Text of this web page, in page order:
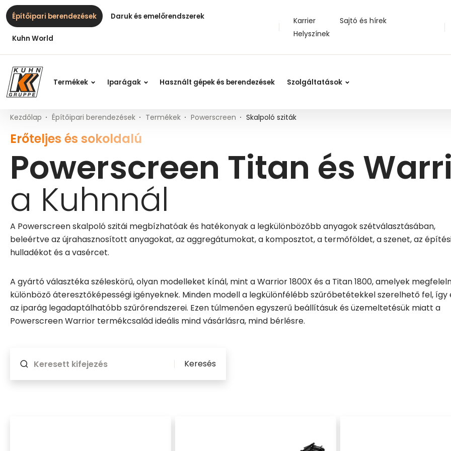
Fő tartalom
Tartalomjegyzék
Fő navigáció
Table Of Content
Építőipari berendezések Daruk és emelőrendszerek
Kuhn World
Karrier
Sajtó és hírek
Helyszínek
Termékek Iparágak Használt gépek és berendezések Szolgáltatások
Kezdőlap Építőipari berendezések Termékek Powerscreen Skalpoló sziták
Erőteljes és sokoldalú
Powerscreen Titan és
a Kuhnnál
A Powerscreen skalpoló szitái megbízhatóak és hatékonyak a legkülönbözőbb anyagok szétválasztásában,
beleértve az újrahasznosított anyagokat, az aggregátumokat, a komposztot, a termőföldet, a szenet, az
hulladékot és a vasércet.
A gyártó választéka széleskörű, olyan modelleket kínál, mint a Warrior 1800X és a Titan 1800, amelyek
különböző áteresztőképességi igényeknek. Minden modell a legkülönfélébb szűrőbetétekkel szerelhető fel, így
az iparág legadaptálhatóbb szűrőrendszerei. Ezen túlmenően egyszerű beállításuk és üzemeltetésük miatt a
Powerscreen Warrior termékcsalád ideális mind vásárlásra, mind bérlésre.
Keresés